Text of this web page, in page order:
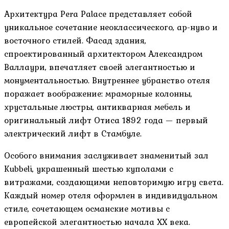
Архитектура Pera Palace представляет собой
уникальное сочетание неоклассического, ар-нуво и
восточного стилей. Фасад здания,
спроектированный архитектором Александром
Валлаури, впечатляет своей элегантностью и
монументальностью. Внутреннее убранство отеля
поражает воображение: мраморные колонны,
хрустальные люстры, антикварная мебель и
оригинальный лифт Отиса 1892 года — первый
электрический лифт в Стамбуле.
Особого внимания заслуживает знаменитый зал
Kubbeli, украшенный шестью куполами с
витражами, создающими неповторимую игру света.
Каждый номер отеля оформлен в индивидуальном
стиле, сочетающем османские мотивы с
европейской элегантностью начала XX века.